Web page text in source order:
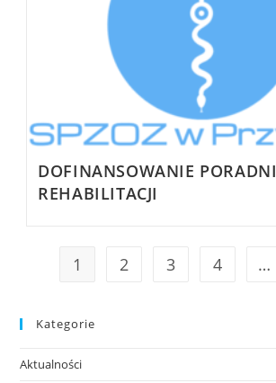
DOFINANSOWANIE PORADNI
REHABILITACJI
1 2 3 4 …
Kategorie
Aktualności